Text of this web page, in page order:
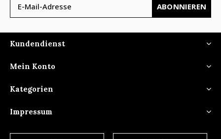
ABONNIEREN
Kundendienst
Mein Konto
Kategorien
Impressum